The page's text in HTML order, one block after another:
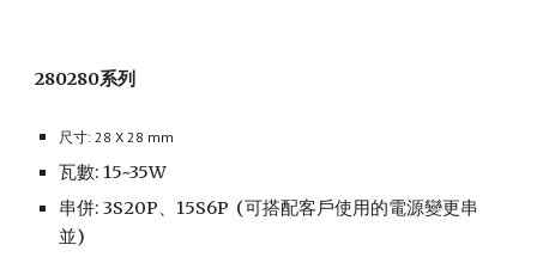
280280系列
尺寸: 28 X 28 mm
瓦數: 15~35W
串併: 3S20P、15S6P (可搭配客戶使用的電源變更串
並)